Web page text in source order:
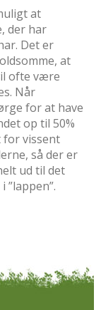
at
der har
Det er
at
ofte være
Når
for at have
op til 50%
for vissent
så der er
ud til det